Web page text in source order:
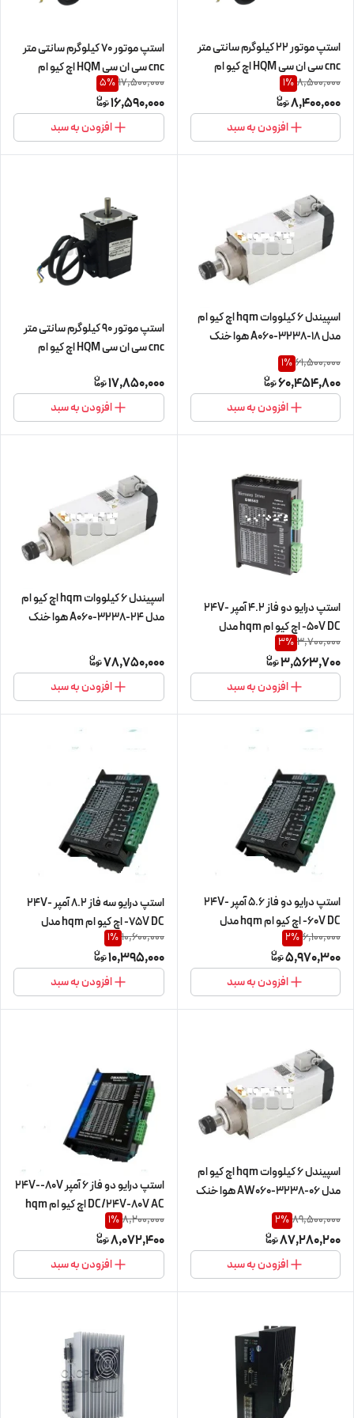
استپ موتور 22 کیلوگرم سانتی متر
cnc سی ان سی HQM اچ کیو ام
nema 22 (اورجینال وارداتی)
8,500,000
1%
8,400,000
افزودن به سبد
استپ موتور 70 کیلوگرم سانتی متر
cnc سی ان سی HQM اچ کیو ام
17,500,000
5%
16,590,000
افزودن به سبد
اسپیندل 6 کیلووات hqm اچ کیو ام
مدل A060-3238-18 هوا خنک
(اورجینال وارداتی)
61,500,000
1%
60,454,800
افزودن به سبد
استپ موتور 90 کیلوگرم سانتی متر
cnc سی ان سی HQM اچ کیو ام
17,850,000
افزودن به سبد
استپ درایو دو فاز 4.2 آمپر 24V-
-50V DC اچ کیو ام hqm مدل
3,700,000
3%
3,563,700
افزودن به سبد
اسپیندل 6 کیلووات hqm اچ کیو ام
مدل A060-3238-24 هوا خنک
(اورجینال وارداتی)
78,750,000
افزودن به سبد
استپ درایو دو فاز 5.6 آمپر 24V-
-60V DC اچ کیو ام hqm مدل
6,100,000
2%
5,970,300
افزودن به سبد
استپ درایو سه فاز 8.2 آمپر 24V-
-75V DC اچ کیو ام hqm مدل
تا 90 (اورجینال وارداتی)استپ درایو
سه فاز 8.2 آمپر 24V--75V DC اچ
10,600,000
1%
10,395,000
افزودن به سبد
اسپیندل 6 کیلووات hqm اچ کیو ام
مدل AW060-3238-06 هوا خنک
(اورجینال وارداتی)
89,500,000
2%
87,280,200
افزودن به سبد
استپ درایو دو فاز 6 آمپر 24V--80V
DC/24V-80V AC اچ کیو ام hqm
86HS45 تا 110HS150 (اورجینال
وارداتی)
8,200,000
1%
8,072,400
افزودن به سبد